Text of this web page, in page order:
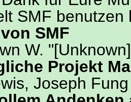
SMF benutzen
SMF
W.
Projekt
Joseph